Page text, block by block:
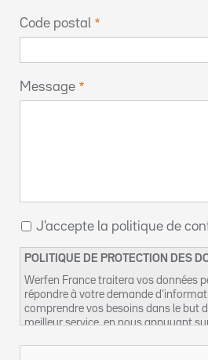
Code postal
Message
J'accepte la politique de
POLITIQUE DE PROTECTION DES
Werfen France traitera vos données
répondre à votre demande
comprendre vos besoins dans le but
meilleur service, en nous appuyant